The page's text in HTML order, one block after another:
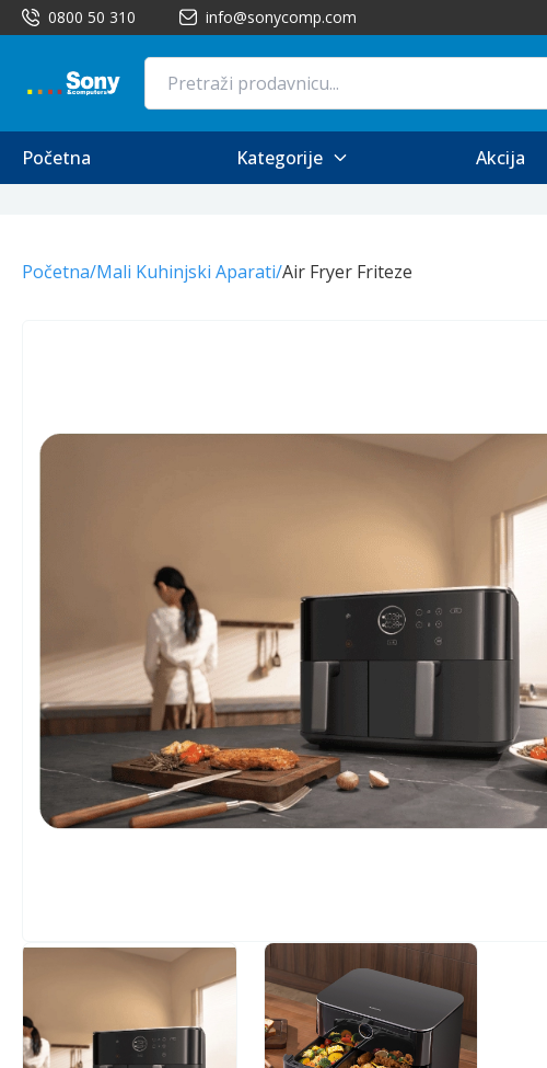
0800 50 310 info@sonycomp.com
Početna
Kategorije Akcija
Početna/Mali Kuhinjski Aparati/Air Fryer Friteze